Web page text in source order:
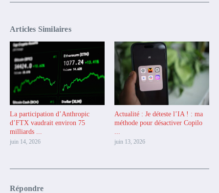
Articles Similaires
La participation d’Anthropic
d’FTX vaudrait environ 75
milliards ...
juin 14, 2026
Actualité : Je déteste l’IA ! : ma
méthode pour désactiver Copilo
juin 13, 2026
Répondre